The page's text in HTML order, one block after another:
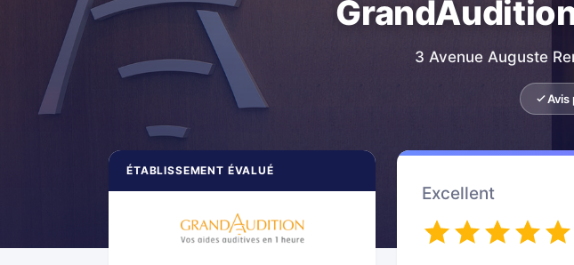
3 Avenue Auguste
Avis
ÉTABLISSEMENT ÉVALUÉ
Excellent